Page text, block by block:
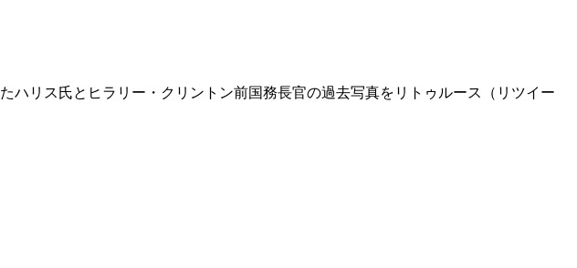
ハリス氏とヒラリー・クリントン前国務長官の過去写真をリトゥルース（リツイー